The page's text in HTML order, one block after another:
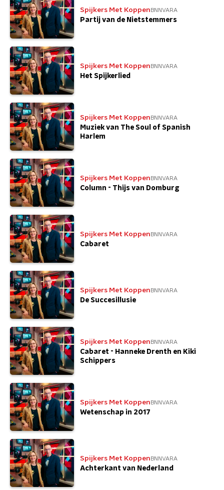
Spijkers Met Koppen BNNVARA
Partij van de Nietstemmers
Spijkers Met Koppen BNNVARA
Het Spijkerlied
Spijkers Met Koppen BNNVARA
Muziek van The Soul of Spanish
Harlem
Spijkers Met Koppen BNNVARA
Column - Thijs van Domburg
Spijkers Met Koppen BNNVARA
Cabaret
Spijkers Met Koppen BNNVARA
De Succesillusie
Spijkers Met Koppen BNNVARA
Cabaret - Hanneke Drenth en Kiki
Schippers
Spijkers Met Koppen BNNVARA
Wetenschap in 2017
Spijkers Met Koppen BNNVARA
Achterkant van Nederland